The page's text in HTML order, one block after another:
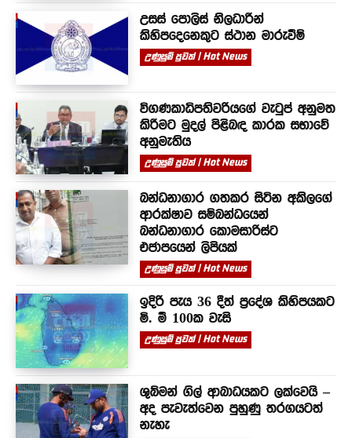
උසස් පොලිස් නිලධාරීන්
කිහිපදෙනෙකුට ස්ථාන මාරුවීම්
උණුසුම් පුවත් | Hot News
විගණකාධිපතිවරියගේ වැටුප් අනුමත
කිරීමට මුදල් පිළිබඳ කාරක සභාවේ
අනුමැතිය
උණුසුම් පුවත් | Hot News
බන්ධනාගාර ගතකර සිටින අකිලගේ
ආරක්ෂාව සම්බන්ධයෙන්
බන්ධනාගාර කොමසාරිස්ට
එජාපයෙන් ලිපියක්
උණුසුම් පුවත් | Hot News
ඉදිරි පැය 36 දීත් ප්‍රදේශ කිහිපයකට
මි. මී 100ක වැසි
උණුසුම් පුවත් | Hot News
ශුබ්මන් ගිල් ආබාධයකට ලක්වෙයි –
අද පැවැත්වෙන පුහුණු තරගයටත්
නැහැ